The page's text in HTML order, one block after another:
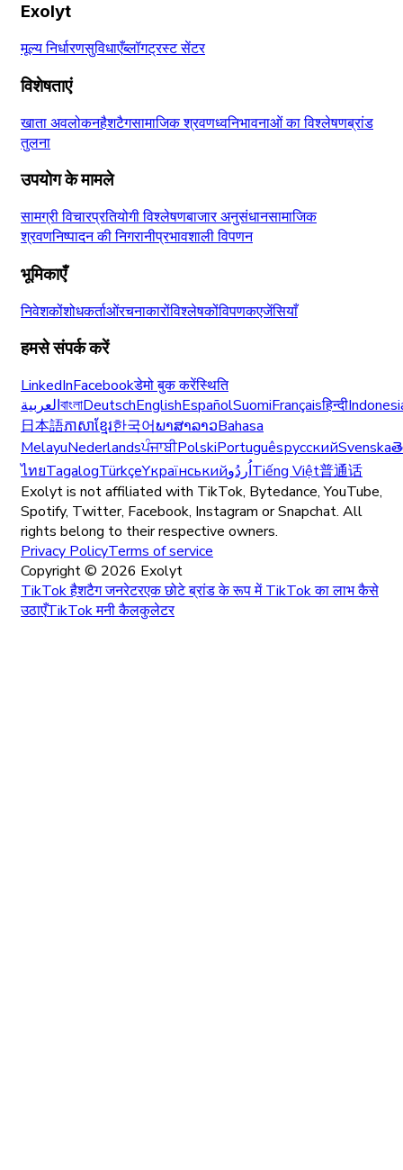
Exolyt
मूल्य निर्धारणसुविधाएँब्लॉगट्रस्ट सेंटर
विशेषताएं
खाता अवलोकनहैशटैगसामाजिक श्रवणध्वनिभावनाओं का विश्लेषणब्रांड
तुलना
उपयोग के मामले
सामग्री विचारप्रतियोगी विश्लेषणबाजार अनुसंधानसामाजिक
श्रवणनिष्पादन की निगरानीप्रभावशाली विपणन
भूमिकाएँ
निवेशकोंशोधकर्ताओंरचनाकारोंविश्लेषकोंविपणकएजेंसियाँ
हमसे संपर्क करें
LinkedInFacebookडेमो बुक करेंस्थिति
العربيةবাংলাDeutschEnglishEspañolSuomiFrançaisहिन्दी
日本語ភាសាខ្មែរ한국어ພາສາລາວBahasa
MelayuNederlandsਪੰਜਾਬੀPolskiPortuguêsрусскийSvenska
ไทยTagalogTürkçeYкраїнськийاُردُوTiếng Việt普通话
Exolyt is not affiliated with TikTok, Bytedance, YouTube,
Spotify, Twitter, Facebook, Instagram or Snapchat. All
rights belong to their respective owners.
Privacy PolicyTerms of service
Copyright © 2026 Exolyt
TikTok हैशटैग जनरेटरएक छोटे ब्रांड के रूप में TikTok का लाभ कैसे
उठाएँTikTok मनी कैलकुलेटर